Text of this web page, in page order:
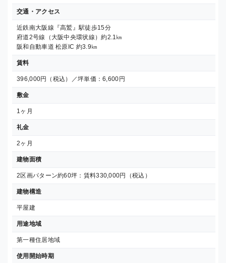
交通・アクセス
近鉄南大阪線『高鷲』駅徒歩15分
府道2号線（大阪中央環状線）約2.1㎞
阪和自動車道 松原IC 約3.9㎞
賃料
396,000円（税込）／坪単価：6,600円
敷金
1ヶ月
礼金
2ヶ月
建物面積
2区画パターン約60坪：賃料330,000円（税込）
建物構造
平屋建
用途地域
第一種住居地域
使用開始時期